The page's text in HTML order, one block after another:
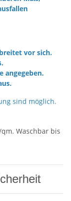
vor sich.
angegeben.
sind möglich.
Waschbar bis